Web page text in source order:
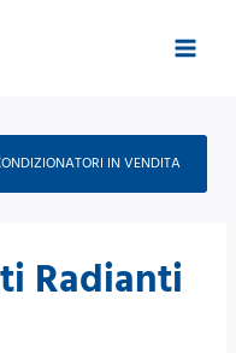
IN VENDITA
Radianti